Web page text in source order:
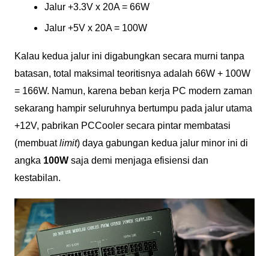
Jalur +3.3V x 20A = 66W
Jalur +5V x 20A = 100W
Kalau kedua jalur ini digabungkan secara murni tanpa
batasan, total maksimal teoritisnya adalah 66W + 100W
= 166W. Namun, karena beban kerja PC modern zaman
sekarang hampir seluruhnya bertumpu pada jalur utama
+12V, pabrikan PCCooler secara pintar membatasi
(membuatlimit) daya gabungan kedua jalur minor ini di
angka 100Wsaja demi menjaga efisiensi dan
kestabilan.